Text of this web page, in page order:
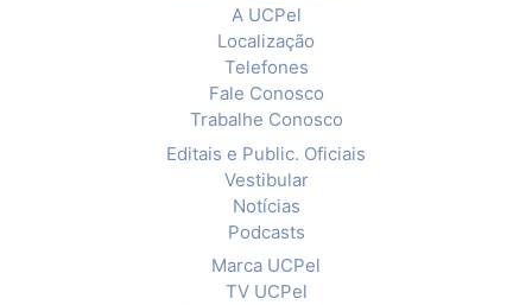
A UCPel
Localização
Telefones
Fale Conosco
Trabalhe Conosco
Editais e Public. Oficiais
Vestibular
Notícias
Podcasts
Marca UCPel
TV UCPel